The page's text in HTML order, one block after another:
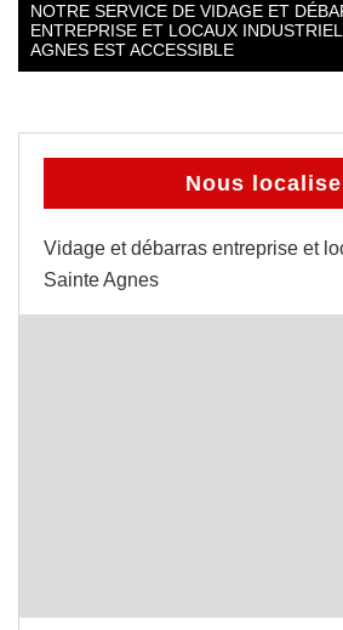
NOTRE SERVICE DE VIDAGE ET
ENTREPRISE ET LOCAUX
AGNES EST ACCESSIBLE
Nous
Vidage et débarras entreprise et
Sainte Agnes